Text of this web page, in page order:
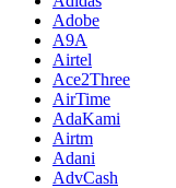
Adobe
A9A
Airtel
Ace2Three
AirTime
AdaKami
Airtm
Adani
AdvCash